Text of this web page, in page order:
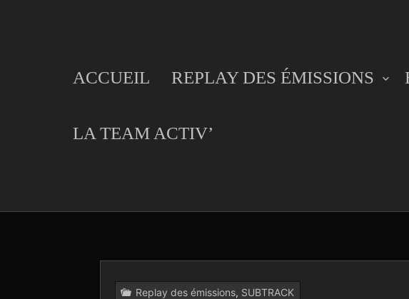
ACCUEIL REPLAY DES ÉMISSIONS
LA TEAM ACTIV’
Replay des émissions, SUBTRACK